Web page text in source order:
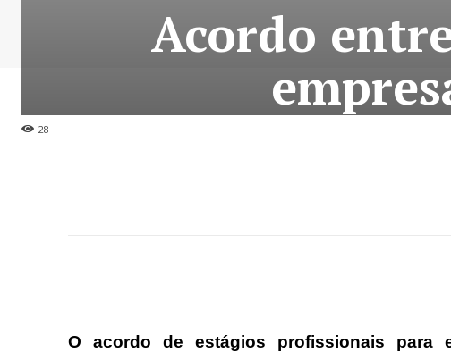
28
Acordo
O acordo de estágios profissionais para